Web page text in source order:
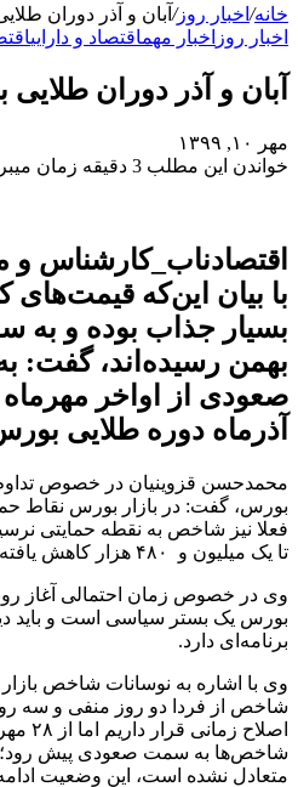
خانه/ اخبار روز/ آبان و آذر دوران
اخبار روز اخبار مهماقتصاد و دارایی
آبان و آذر دوران
مهر ۱۰, ۱۳۹۹
خواندن این مطلب 3 دقیقه زمان میبرد
اقتصادناب_کارشناس و
با بیان این‌که قیمت‌های
بسیار جذاب بوده و به
بهمن رسیده‌اند، گفت:
صعودی از اواخر مهرماه
آذرماه دوره طلایی
محمدحسن قزوینیان در خصوص
بورس، گفت: در بازار بورس نقاط
فعلا نیز شاخص به نقطه حمایتی
تا یک میلیون و ۴۸۰ هزار کاهش یافته و پس از آن صعود کند.
وی در خصوص زمان احتمالی آغاز
بورس یک بستر سیاسی است و باید
برنامه‌ای دارد.
وی با اشاره به نوسانات شاخص
شاخص از فردا دو روز منفی و سه
اصلاح
شاخص‌ها به سمت صعودی پیش
متعادل نشده است، این وضعیت